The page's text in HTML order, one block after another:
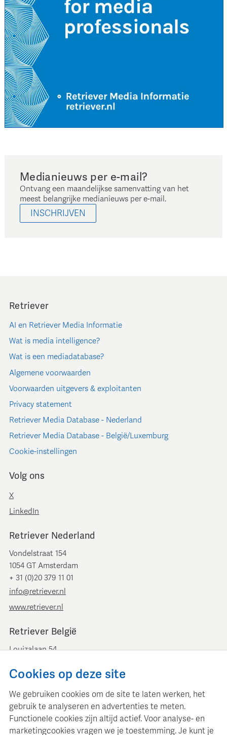
Medianieuws per e-mail?
Ontvang een maandelijkse samenvatting van het
meest belangrijke medianieuws per e-mail.
INSCHRIJVEN
Retriever
AI en Retriever Media Informatie
Wat is media intelligence?
Wat is een mediadatabase?
Algemene voorwaarden
Voorwaarden uitgevers & exploitanten
Privacy statement
Retriever Media Database - Nederland
Retriever Media Database - België/Luxemburg
Cookie-instellingen
Volg ons
X
LinkedIn
Retriever Nederland
Vondelstraat 154
1054 GT Amsterdam
+ 31 (0)20 379 11 01
info@retriever.nl
www.retriever.nl
Retriever België
Louizalaan 54
+ 32 (0)2 893 00 52
www.retrievermedia.be
Cookies op deze site
We gebruiken cookies om de site te laten werken, het
gebruik te analyseren en advertenties te meten.
Functionele cookies zijn altijd actief. Voor analyse- en
marketingcookies vragen we je toestemming. Je kunt je